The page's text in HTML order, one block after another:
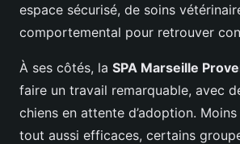
espace sécurisé, de soins
comportemental pour retrouver
À ses côtés, la SPA Marseille
faire un travail remarquable, avec
chiens en attente d’adoption.
tout aussi efficaces, certains